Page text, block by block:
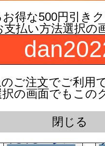
店舗受注状
TOTO レバ
得な500円引き
払い方法選択の
ご注文でご利用
の画面でもこの
閉じる